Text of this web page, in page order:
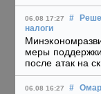
06.08 17:27 #
налоги
меры
после атак на
06.08 16:27 #